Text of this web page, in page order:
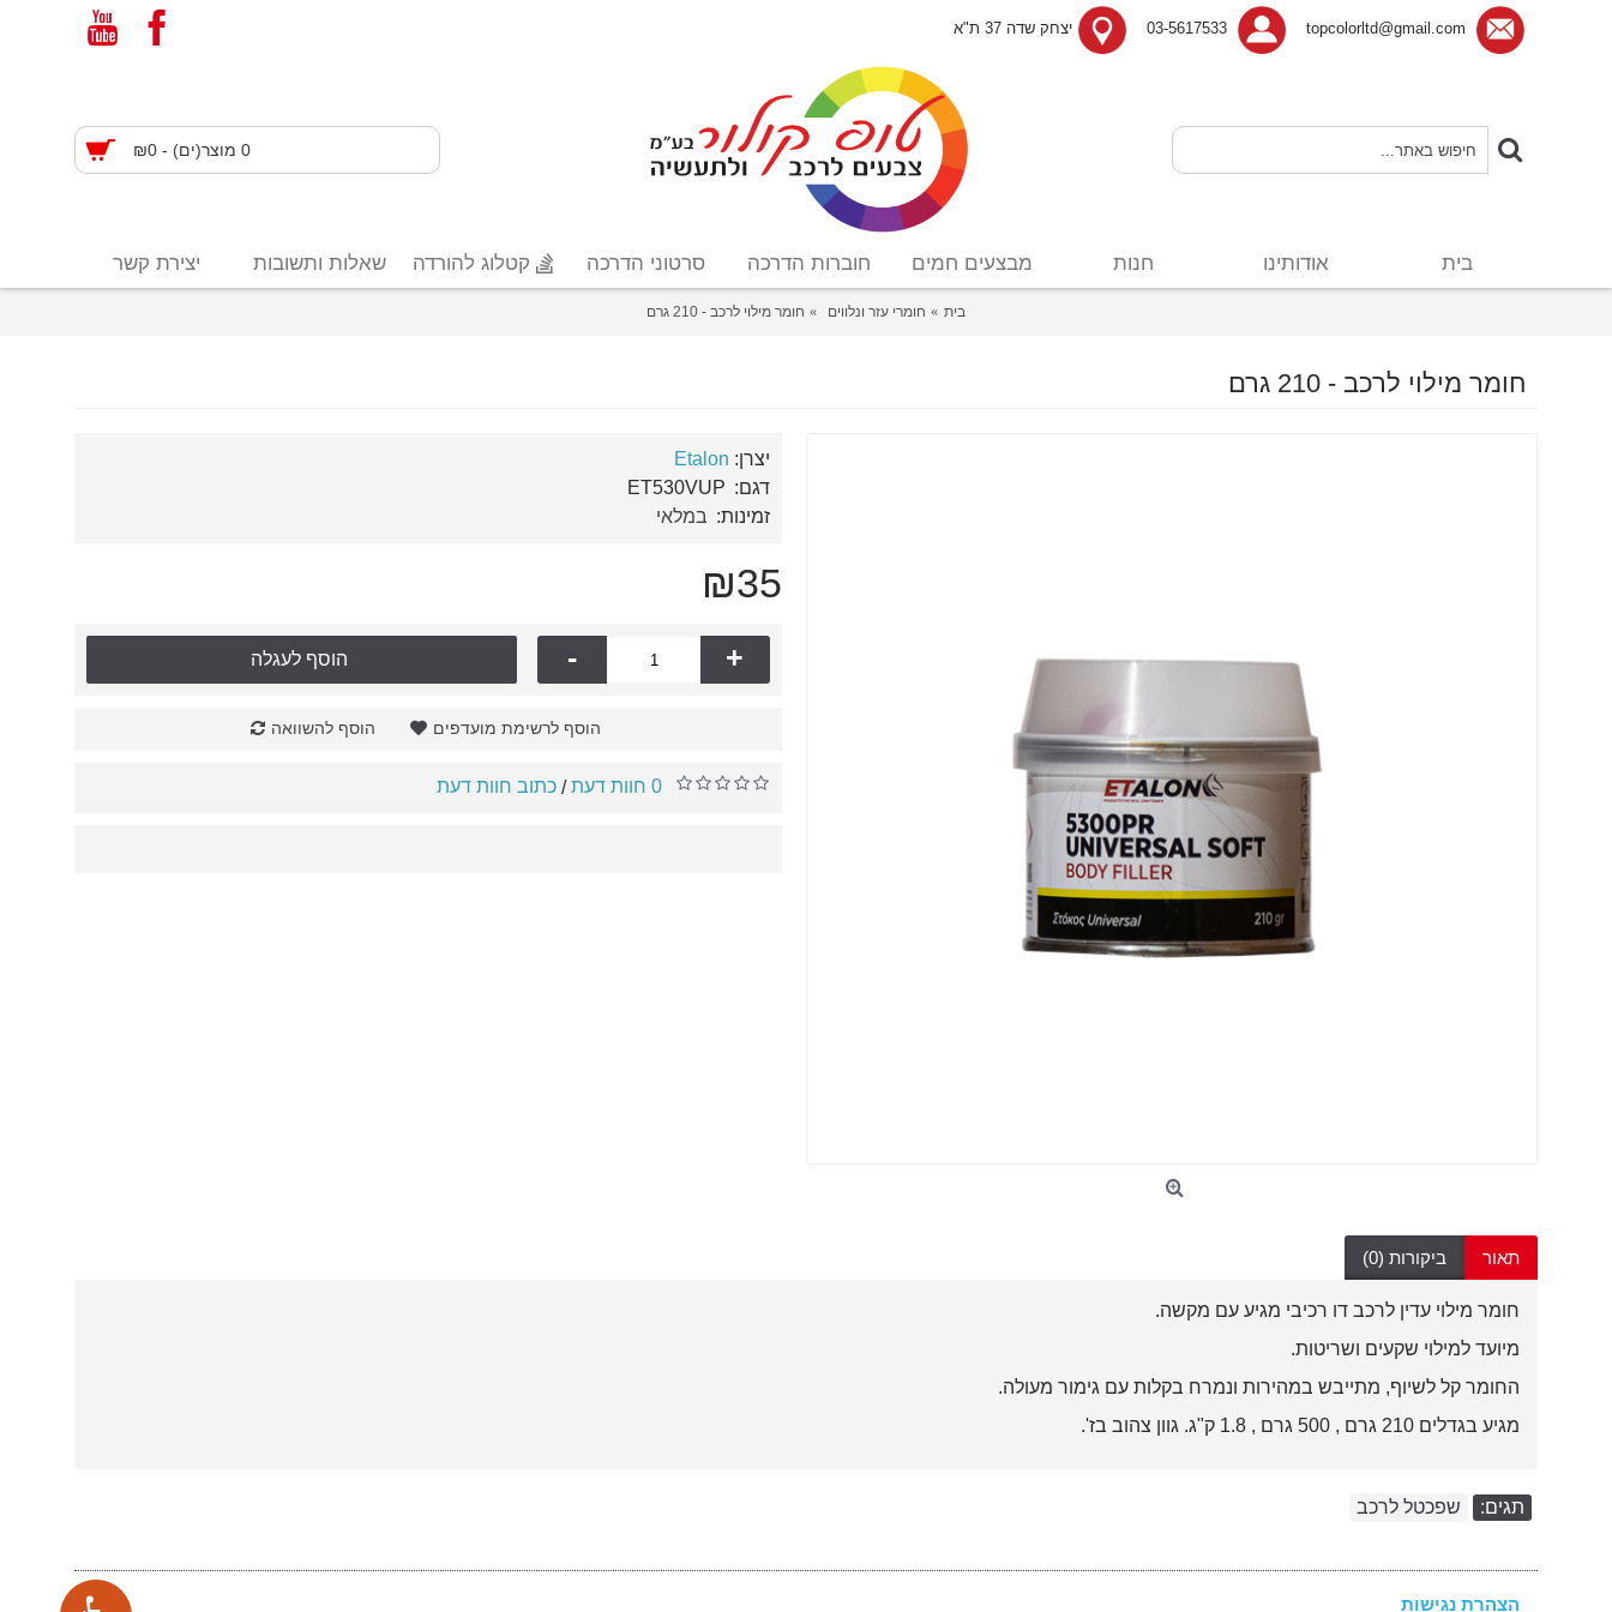
topcolorltd@gmail.com
03-5617533 יצחק שדה 37 ת"א
0 מוצר(ים) - ₪0
בית אודותינו חנות מבצעים חמים חוברות הדרכה סרטוני הדרכה קטלוג להורדה שאלות ותשובות יצירת קשר
בית חומרי עזר ונלווים חומר מילוי לרכב - 210 גרם
חומר מילוי לרכב - 210 גרם
יצרן: Etalon
דגם: ET530VUP
זמינות: במלאי
₪35
- + הוסף לעגלה
הוסף לרשימת מועדפים הוסף להשוואה
0 חוות דעת / כתוב חוות דעת
תאור ביקורות (0)
חומר מילוי עדין לרכב דו רכיבי מגיע עם מקשה.
מיועד למילוי שקעים ושריטות.
החומר קל לשיוף, מתייבש במהירות ונמרח בקלות עם גימור מעולה.
מגיע בגדלים 210 גרם , 500 גרם , 1.8 ק"ג. גוון צהוב בז'.
תגים: שפכטל לרכב
הצהרת נגישות